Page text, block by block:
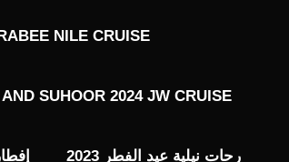
NILE CRUISE
SUHOOR 2024 JW CRUISE
رحات نيلية عيد الفطر 2023